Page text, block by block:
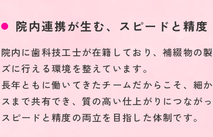
院内連携が生む、スピードと精度
院内に歯科技工士が在籍しており、補綴物の
ズに行える環境を整えています。
長年ともに働いてきたチームだからこそ、細
スまで共有でき、質の高い仕上がりにつながっ
スピードと精度の両立を目指した体制です。